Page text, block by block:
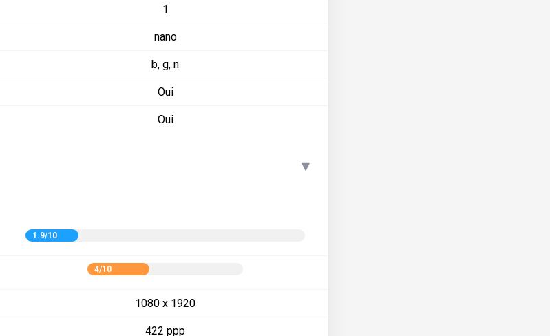
1
nano
b, g, n
Oui
Oui
▾
1.9/10
4/10
1080 x 1920
422 ppp